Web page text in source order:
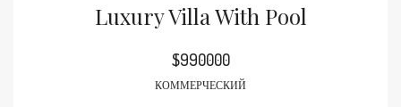
Luxury Villa With Pool
$990000
КОММЕРЧЕСКИЙ